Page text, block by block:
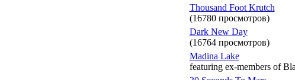
Thousand Foot Krutch
(16780 просмотров)
Dark New Day
(16764 просмотров)
Madina Lake
featuring ex-members of